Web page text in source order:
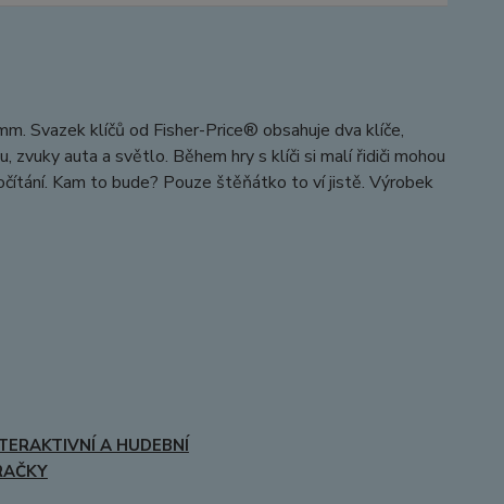
Svazek klíčů od Fisher-Price® obsahuje dva klíče,
auta a světlo. Během hry s klíči si malí řidiči mohou
Kam to bude? Pouze štěňátko to ví jistě. Výrobek
A HUDEBNÍ